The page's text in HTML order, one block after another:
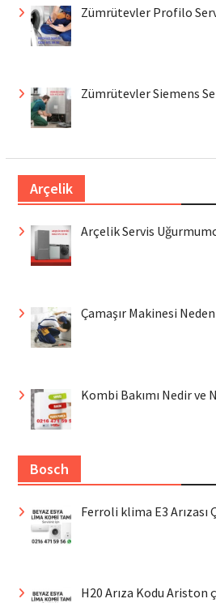
Zümrütevler Profilo
Zümrütevler Siemens
Arçelik
Arçelik Servis
Çamaşır Makinesi
Kombi Bakımı Nedir ve
Bosch
Ferroli klima E3 Arızası
H20 Arıza Kodu Ariston